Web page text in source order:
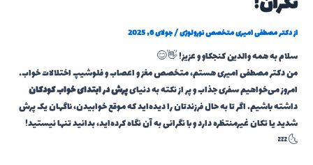
ازدکتر مصطفی امیری متخصص نورولوژی/جولای 6, 2025
سلام به همه والدین کنجکاو و عزیز! 👋😊
من دکتر مصطفی امیری هستم، متخصص مغز و اعصاب و فلوشیپ اختلالات خواب.
امروز می‌خواهیم سفری جذاب و پر از نکته به دنیایپرش در ابتدای خواب کودکان
داشته باشیم. اگر تا به حال فرزندتان را دیده‌اید که موقع خوابیدن، ناگهان یک پرش
شدید یا تکان غیرمنتظره دارد و با نگرانی به آن نگاه کرده‌اید، بدانید تنها نیستید!
🌜💤